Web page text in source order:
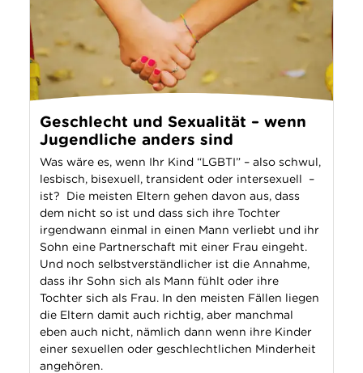
Geschlecht und Sexualität – wenn
Jugendliche anders sind
Was wäre es, wenn Ihr Kind “LGBTI” – also schwul,
lesbisch, bisexuell, transident oder intersexuell –
ist? Die meisten Eltern gehen davon aus, dass
dem nicht so ist und dass sich ihre Tochter
irgendwann einmal in einen Mann verliebt und ihr
Sohn eine Partnerschaft mit einer Frau eingeht.
Und noch selbstverständlicher ist die Annahme,
dass ihr Sohn sich als Mann fühlt oder ihre
Tochter sich als Frau. In den meisten Fällen liegen
die Eltern damit auch richtig, aber manchmal
eben auch nicht, nämlich dann wenn ihre Kinder
einer sexuellen oder geschlechtlichen Minderheit
angehören.